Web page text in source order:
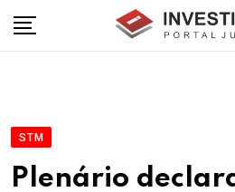
STM
Plenário